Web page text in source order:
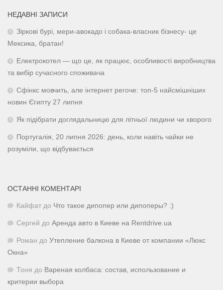
НЕДАВНІ ЗАПИСИ
Зіркові бурі, мери-авокадо і собака-власник бізнесу- це
Мексика, братан!
Електрокотел — що це, як працює, особливості виробництва
та вибір сучасного споживача
Сфінкс мовчить, але інтернет регоче: топ-5 найсмішніших
новин Єгипту 27 липня
Як підібрати доглядальницю для літньої людини чи хворого
Португалія, 20 липня 2026: день, коли навіть чайки не
розуміли, що відбувається
ОСТАННІ КОМЕНТАРІ
Кайфат до Что такое дипопер или дипоперы? :)
Сергей до Аренда авто в Киеве на Rentdrive.ua
Роман до Утепление балкона в Киеве от компании «Люкс
Окна»
Тоня до Вареная колбаса: состав, использование и
критерии выбора